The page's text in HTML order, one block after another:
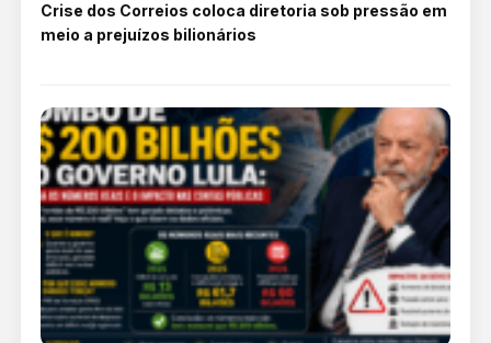
Crise dos Correios coloca diretoria sob pressão em
meio a prejuízos bilionários